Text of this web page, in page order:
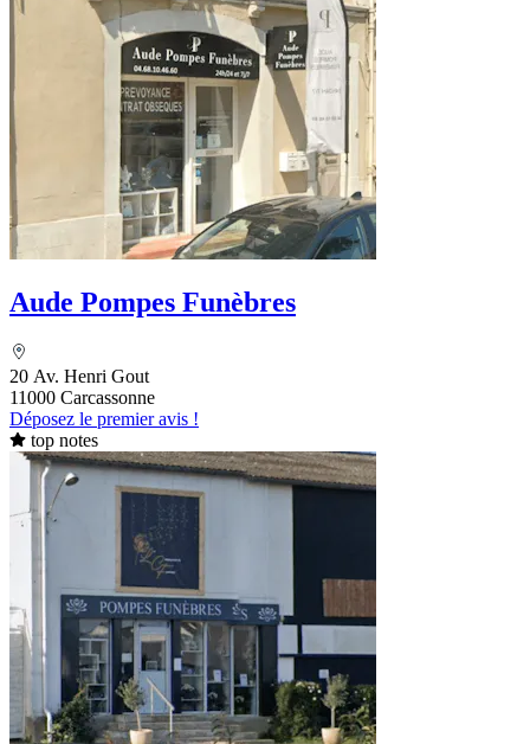
Aude Pompes Funèbres
20 Av. Henri Gout
11000 Carcassonne
Déposez le premier avis !
top notes